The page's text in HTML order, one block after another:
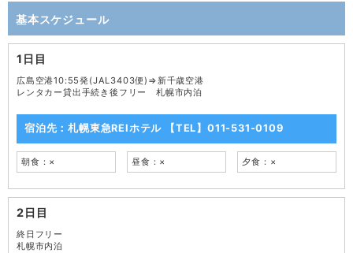
基本スケジュール
1日目
広島空港10:55発(JAL3403便)⇒新千歳空港
レンタカー貸出手続き後フリー 札幌市内泊
宿泊先：札幌東急REIホテル 【TEL】011-531-0109
朝食：× 昼食：× 夕食：×
2日目
終日フリー
札幌市内泊